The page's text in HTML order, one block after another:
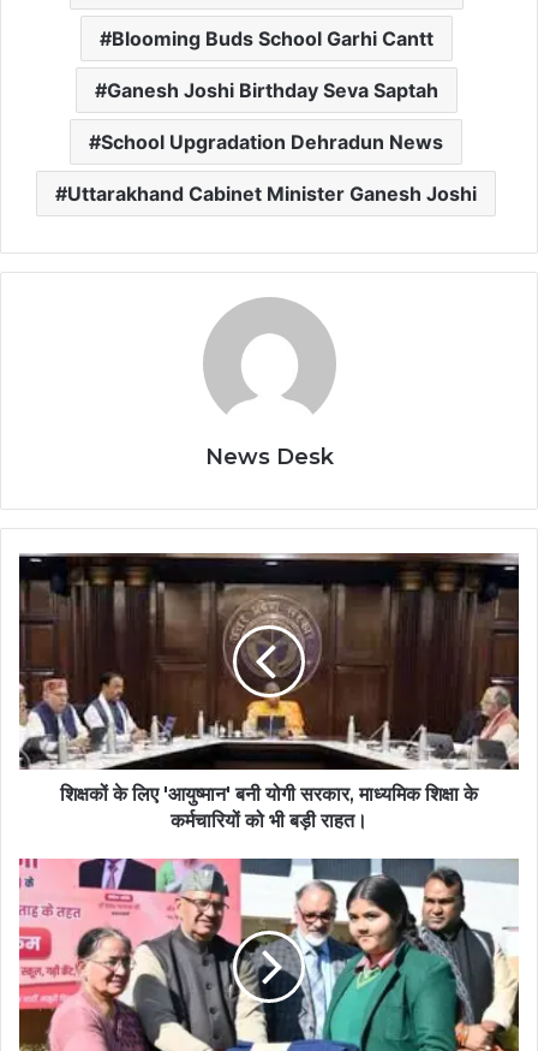
Blooming Buds School Garhi Cantt
Ganesh Joshi Birthday Seva Saptah
School Upgradation Dehradun News
Uttarakhand Cabinet Minister Ganesh Joshi
News Desk
शिक्षकों के लिए 'आयुष्मान' बनी योगी सरकार, माध्यमिक शिक्षा के
कर्मचारियों को भी बड़ी राहत।